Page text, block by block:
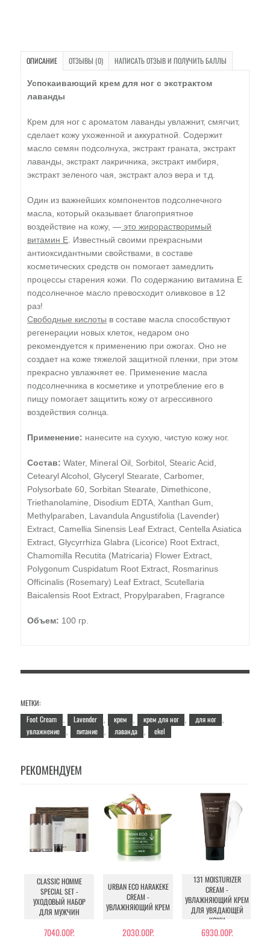
ОПИСАНИЕ ОТЗЫВЫ (0) НАПИСАТЬ ОТЗЫВ И ПОЛУЧИТЬ БАЛЛЫ
Успокаивающий крем для ног с экстрактом
лаванды
Крем для ног с ароматом лаванды увлажнит, смягчит,
сделает кожу ухоженной и аккуратной. Содержит
масло семян подсолнуха, экстракт граната, экстракт
лаванды, экстракт лакричника, экстракт имбиря,
экстракт зеленого чая, экстракт алоэ вера и т.д.
Один из важнейших компонентов подсолнечного
масла, который оказывает благоприятное
воздействие на кожу, — это жирорастворимый
витамин Е . Известный своими прекрасными
антиоксидантными свойствами, в составе
косметических средств он помогает замедлить
процессы старения кожи. По содержанию витамина Е
подсолнечное масло превосходит оливковое в 12
раз!
Свободные кислоты в составе масла способствуют
регенерации новых клеток, недаром оно
рекомендуется к применению при ожогах. Оно не
создает на коже тяжелой защитной пленки, при этом
прекрасно увлажняет ее. Применение масла
подсолнечника в косметике и употребление его в
пищу помогает защитить кожу от агрессивного
воздействия солнца.
Применение: нанесите на сухую, чистую кожу ног.
Состав: Water, Mineral Oil, Sorbitol, Stearic Acid,
Cetearyl Alcohol, Glyceryl Stearate, Carbomer,
Polysorbate 60, Sorbitan Stearate, Dimethicone,
Triethanolamine, Disodium EDTA, Xanthan Gum,
Methylparaben, Lavandula Angustifolia (Lavender)
Extract, Camellia Sinensis Leaf Extract, Centella Asiatica
Extract, Glycyrrhiza Glabra (Licorice) Root Extract,
Chamomilla Recutita (Matricaria) Flower Extract,
Polygonum Cuspidatum Root Extract, Rosmarinus
Officinalis (Rosemary) Leaf Extract, Scutellaria
Baicalensis Root Extract, Propylparaben, Fragrance
Объем: 100 гр.
МЕТКИ:
Foot Cream
Lavender крем крем для ног для ног
увлажнение питание лаванда ekel
РЕКОМЕНДУЕМ
CLASSIC HOMME
SPECIAL SET -
УХОДОВЫЙ НАБОР
ДЛЯ МУЖЧИН
7040.00Р.
URBAN ECO HARAKEKE
CREAM -
УВЛАЖНЯЮЩИЙ КРЕМ
2030.00Р.
131 MOISTURIZER
CREAM -
УВЛАЖНЯЮЩИЙ КРЕМ
ДЛЯ УВЯДАЮЩЕЙ
КОЖИ
6930.00Р.